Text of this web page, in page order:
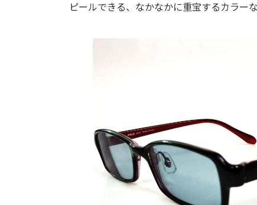
ピールできる、なかなかに重宝するカラー